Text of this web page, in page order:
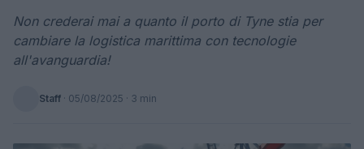
Non crederai mai a quanto il porto di Tyne stia per
cambiare la logistica marittima con tecnologie
all'avanguardia!
Staff · 05/08/2025 · 3 min